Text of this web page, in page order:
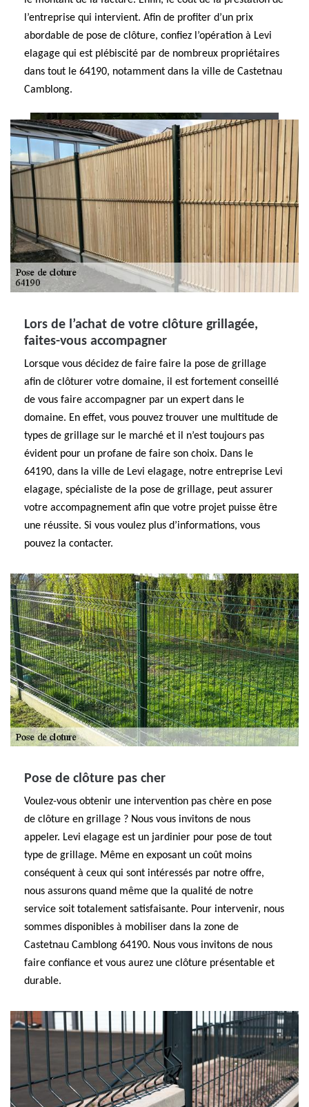
l’entreprise qui intervient. Afin de profiter d’un prix
abordable de pose de clôture, confiez l’opération à Levi
elagage qui est plébiscité par de nombreux propriétaires
dans tout le 64190, notamment dans la ville de Castetnau
Camblong.
Lors de l’achat de votre clôture grillagée,
faites-vous accompagner
Lorsque vous décidez de faire faire la pose de grillage
afin de clôturer votre domaine, il est fortement conseillé
de vous faire accompagner par un expert dans le
domaine. En effet, vous pouvez trouver une multitude de
types de grillage sur le marché et il n’est toujours pas
évident pour un profane de faire son choix. Dans le
64190, dans la ville de Levi elagage, notre entreprise Levi
elagage, spécialiste de la pose de grillage, peut assurer
votre accompagnement afin que votre projet puisse être
une réussite. Si vous voulez plus d’informations, vous
pouvez la contacter.
Pose de clôture pas cher
Voulez-vous obtenir une intervention pas chère en pose
de clôture en grillage ? Nous vous invitons de nous
appeler. Levi elagage est un jardinier pour pose de tout
type de grillage. Même en exposant un coût moins
conséquent à ceux qui sont intéressés par notre offre,
nous assurons quand même que la qualité de notre
service soit totalement satisfaisante. Pour intervenir, nous
sommes disponibles à mobiliser dans la zone de
Castetnau Camblong 64190. Nous vous invitons de nous
faire confiance et vous aurez une clôture présentable et
durable.